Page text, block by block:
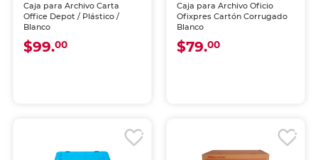
Caja para Archivo Carta
Office Depot / Plástico /
Blanco
$99.00
Caja para Archivo Oficio
Ofixpres Cartón Corrugado
Blanco
$79.00